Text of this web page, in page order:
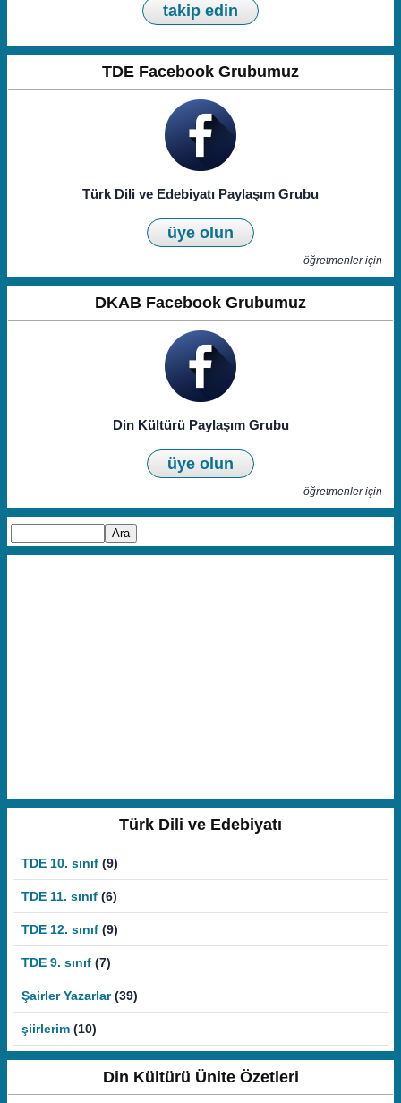
takip edin
TDE Facebook Grubumuz
Türk Dili ve Edebiyatı Paylaşım Grubu
üye olun
öğretmenler için
DKAB Facebook Grubumuz
Din Kültürü Paylaşım Grubu
üye olun
öğretmenler için
Türk Dili ve Edebiyatı
TDE 10. sınıf (9)
TDE 11. sınıf (6)
TDE 12. sınıf (9)
TDE 9. sınıf (7)
Şairler Yazarlar (39)
şiirlerim (10)
Din Kültürü Ünite Özetleri